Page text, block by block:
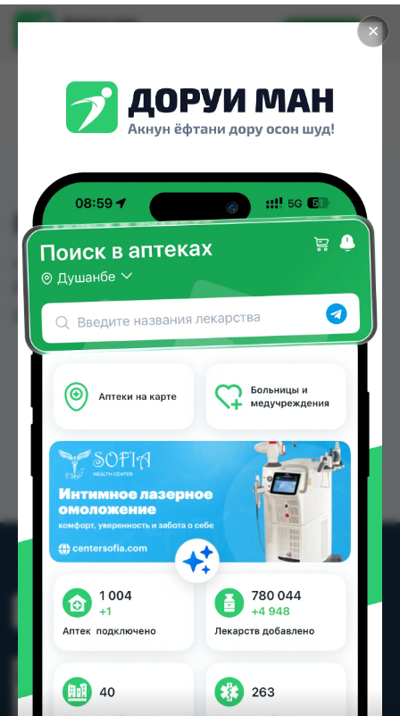
✕
Доруи ман
Установить
I-15-L
I-15-L можно купить или заказать в аптеках
Душанбе и других городах Таджикистана
Цена: отTJS